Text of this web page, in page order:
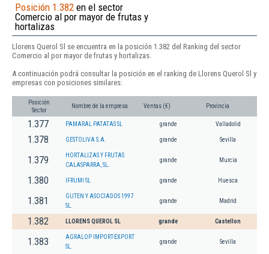
Posición 1.382 en el sector
Comercio al por mayor de frutas y
hortalizas
Llorens Querol Sl se encuentra en la posición 1.382 del Ranking del sector
Comercio al por mayor de frutas y hortalizas.
A continuación podrá consultar la posición en el ranking de Llorens Querol Sl y
empresas con posiciones similares:
Posición
Sector
Nombre de la empresa Ventas (€) Provincia
1.377 PAMARAL PATATAS SL grande Valladolid
1.378 GESTOLIVA S.A. grande Sevilla
1.379
HORTALIZAS Y FRUTAS
CALASPARRA, SL.
grande Murcia
1.380 IFRUMI SL grande Huesca
1.381
GUTEN Y ASOCIADOS 1997
SL.
grande Madrid
1.382 LLORENS QUEROL SL grande Castellon
1.383
AGRALOP IMPORT-EXPORT
SL.
grande Sevilla